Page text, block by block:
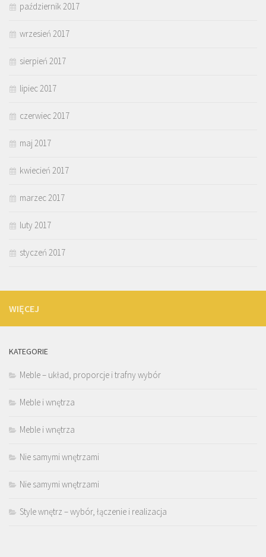
październik 2017
wrzesień 2017
sierpień 2017
lipiec 2017
czerwiec 2017
maj 2017
kwiecień 2017
marzec 2017
luty 2017
styczeń 2017
WIĘCEJ
KATEGORIE
Meble – układ, proporcje i trafny wybór
Meble i wnętrza
Meble i wnętrza
Nie samymi wnętrzami
Nie samymi wnętrzami
Style wnętrz – wybór, łączenie i realizacja